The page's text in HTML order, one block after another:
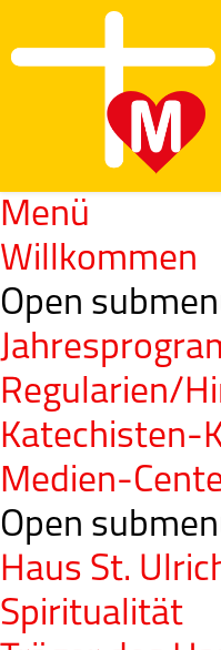
Menü
Willkommen
Open
Regularien/
Katechisten-
Medien-
Open
Haus St.
Spiritualität